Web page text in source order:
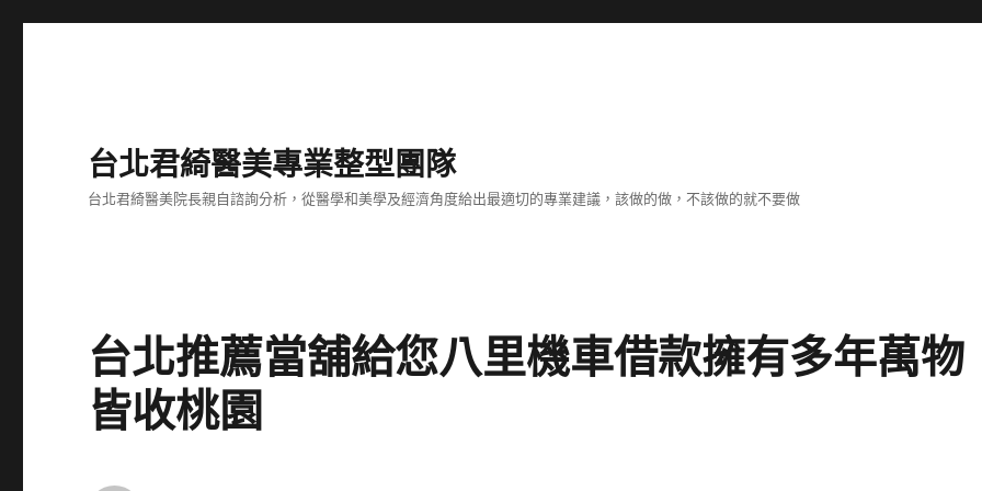
台北君綺醫美專業整型團隊
台北君綺醫美院長親自諮詢分析，從醫學和美學及經濟角度給出最適切的專業建議，該做的做，不該做的就不要做
台北推薦當舖給您八里機車借款擁有多年萬物
皆收桃園